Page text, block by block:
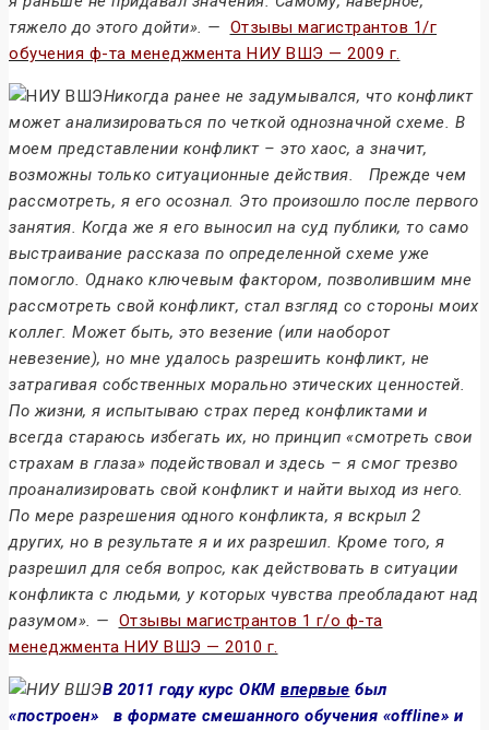
тяжело до этого дойти». — Отзывы магистрантов 1/г
обучения ф-та менеджмента НИУ ВШЭ — 2009 г.
Никогда ранее не задумывался, что конфликт
может анализироваться по четкой однозначной схеме. В
моем представлении конфликт – это хаос, а значит,
возможны только ситуационные действия. Прежде чем
рассмотреть, я его осознал. Это произошло после первого
занятия. Когда же я его выносил на суд публики, то само
выстраивание рассказа по определенной схеме уже
помогло. Однако ключевым фактором, позволившим мне
рассмотреть свой конфликт, стал взгляд со стороны моих
коллег. Может быть, это везение (или наоборот
невезение), но мне удалось разрешить конфликт, не
затрагивая собственных морально этических ценностей.
По жизни, я испытываю страх перед конфликтами и
всегда стараюсь избегать их, но принцип «смотреть свои
страхам в глаза» подействовал и здесь – я смог трезво
проанализировать свой конфликт и найти выход из него.
По мере разрешения одного конфликта, я вскрыл 2
других, но в результате я и их разрешил. Кроме того, я
разрешил для себя вопрос, как действовать в ситуации
конфликта с людьми, у которых чувства преобладают над
разумом». — Отзывы магистрантов 1 г/о ф-та
менеджмента НИУ ВШЭ — 2010 г.
В 2011 году курс ОКМ впервые был
«построен» в формате смешанного обучения «offline» и